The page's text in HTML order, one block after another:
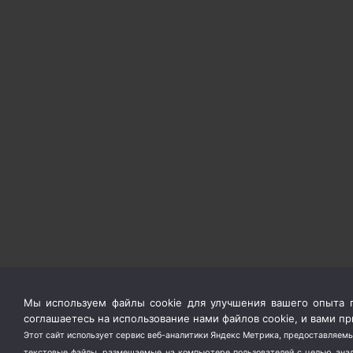
Мы используем файлы cookie для улучшения вашего опыта
соглашаетесь на использование нами файлов cookie, и вами
Этот сайт использует сервис веб-аналитики Яндекс Метрика,